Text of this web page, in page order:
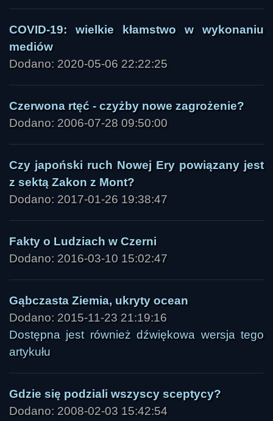
COVID-19: wielkie kłamstwo w wykonaniu
mediów
Dodano: 2020-05-06 22:22:25
Czerwona rtęć - czyżby nowe zagrożenie?
Dodano: 2006-07-28 09:50:00
Czy japoński ruch Nowej Ery powiązany jest
z sektą Zakon z Mont?
Dodano: 2017-01-26 19:38:47
Fakty o Ludziach w Czerni
Dodano: 2016-03-10 15:02:47
Gąbczasta Ziemia, ukryty ocean
Dodano: 2015-11-23 21:19:16
Dostępna jest również dźwiękowa wersja tego
artykułu
Gdzie się podziali wszyscy sceptycy?
Dodano: 2008-02-03 15:42:54